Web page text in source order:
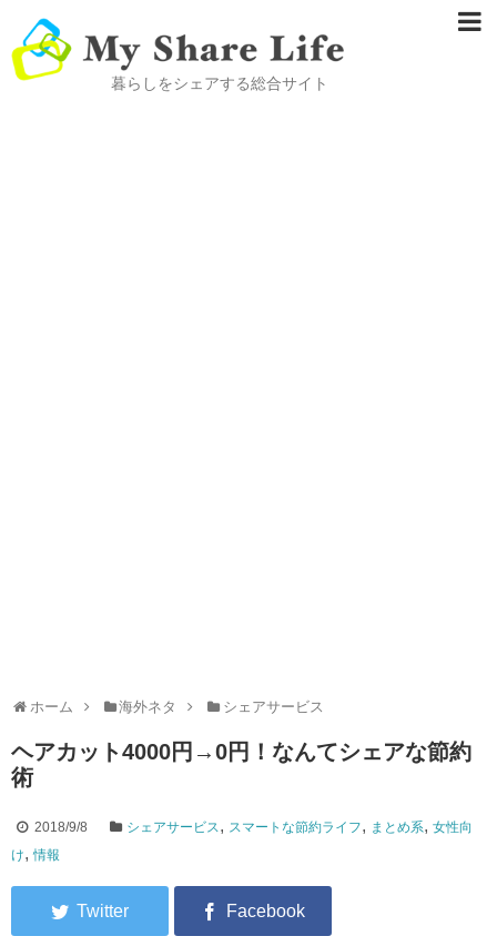
暮らしをシェアする総合サイト
ホーム 海外ネタ シェアサービス
ヘアカット4000円→0円！なんてシェアな節約
術
2018/9/8 シェアサービス, スマートな節約ライフ, まとめ系,女性向
け,情報